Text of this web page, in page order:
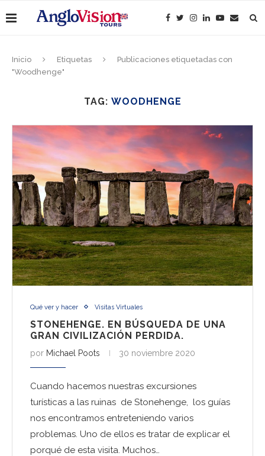
Inicio Etiquetas
Publicaciones etiquetadas con
"Woodhenge"
TAG: WOODHENGE
Qué ver y hacer Visitas Virtuales
STONEHENGE. EN BÚSQUEDA DE UNA
GRAN CIVILIZACIÓN PERDIDA.
por Michael Poots 30 noviembre 2020
Cuando hacemos nuestras excursiones
turísticas a las ruinas de Stonehenge, los guías
nos encontramos entreteniendo varios
problemas. Uno de ellos es tratar de explicar el
porqué de esta visita. Muchos…